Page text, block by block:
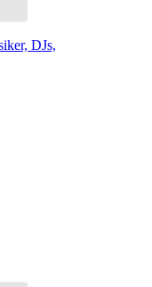
DJs,